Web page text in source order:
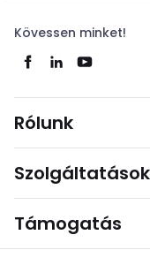
Kövessen minket!
Rólunk
Szolgáltatások
Támogatás